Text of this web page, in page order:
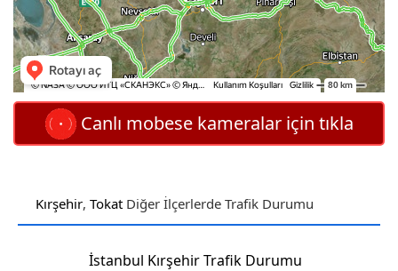
Canlı mobese kameralar için tıkla
Kırşehir, Tokat Diğer İlçerlerde Trafik Durumu
İstanbul Kırşehir Trafik Durumu